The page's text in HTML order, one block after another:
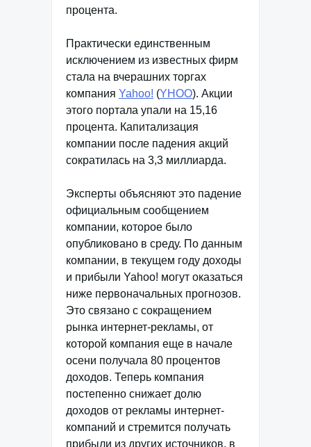
процента.
Практически единственным
исключением из известных фирм
стала на вчерашних торгах
компания Yahoo! (YHOO). Акции
этого портала упали на 15,16
процента. Капитализация
компании после падения акций
сократилась на 3,3 миллиарда.
Эксперты объясняют это падение
официальным сообщением
компании, которое было
опубликовано в среду. По данным
компании, в текущем году доходы
и прибыли Yahoo! могут оказаться
ниже первоначальных прогнозов.
Это связано с сокращением
рынка интернет-рекламы, от
которой компания еще в начале
осени получала 80 процентов
доходов. Теперь компания
постепенно снижает долю
доходов от рекламы интернет-
компаний и стремится получать
прибыли из других источников, в